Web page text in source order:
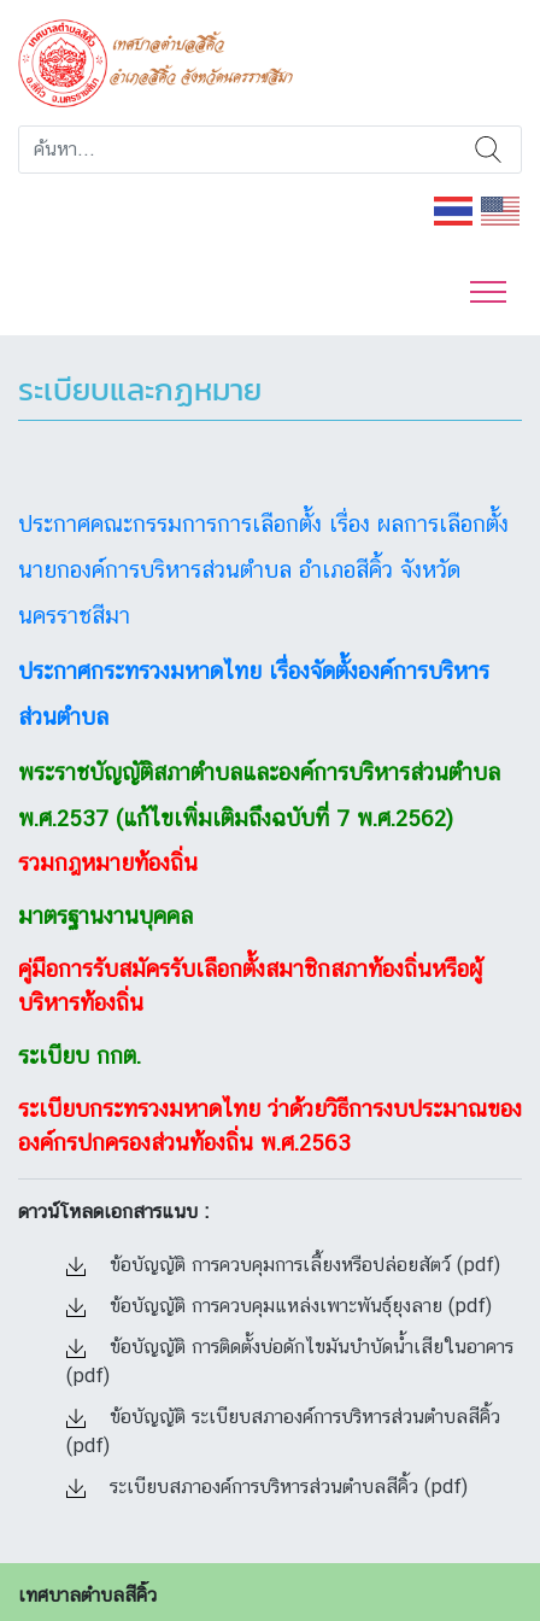
ระเบียบและกฏหมาย
ประกาศคณะกรรมการการเลือกตั้ง เรื่อง ผลการเลือกตั้ง
นายกองค์การบริหารส่วนตำบล อำเภอสีคิ้ว จังหวัด
นครราชสีมา
ประกาศกระทรวงมหาดไทย เรื่องจัดตั้งองค์การบริหาร
ส่วนตำบล
พระราชบัญญัติสภาตำบลและองค์การบริหารส่วนตำบล
พ.ศ.2537 (แก้ไขเพิ่มเติมถึงฉบับที่ 7 พ.ศ.2562)
รวมกฎหมายท้องถิ่น
มาตรฐานงานบุคคล
คู่มือการรับสมัครรับเลือกตั้งสมาชิกสภาท้องถิ่นหรือผู้
บริหารท้องถิ่น
ระเบียบ กกต.
ระเบียบกระทรวงมหาดไทย ว่าด้วยวิธีการงบประมาณของ
องค์กรปกครองส่วนท้องถิ่น พ.ศ.2563
ดาวน์โหลดเอกสารแนบ :
ข้อบัญญัติ การควบคุมการเลี้ยงหรือปล่อยสัตว์ (pdf)
ข้อบัญญัติ การควบคุมแหล่งเพาะพันธุ์ยุงลาย (pdf)
ข้อบัญญัติ การติดตั้งบ่อดักไขมันบําบัดน้ำเสียในอาคาร
(pdf)
ข้อบัญญัติ ระเบียบสภาองค์การบริหารส่วนตำบลสีคิ้ว
(pdf)
ระเบียบสภาองค์การบริหารส่วนตำบลสีคิ้ว (pdf)
เทศบาลตำบลสีคิ้ว